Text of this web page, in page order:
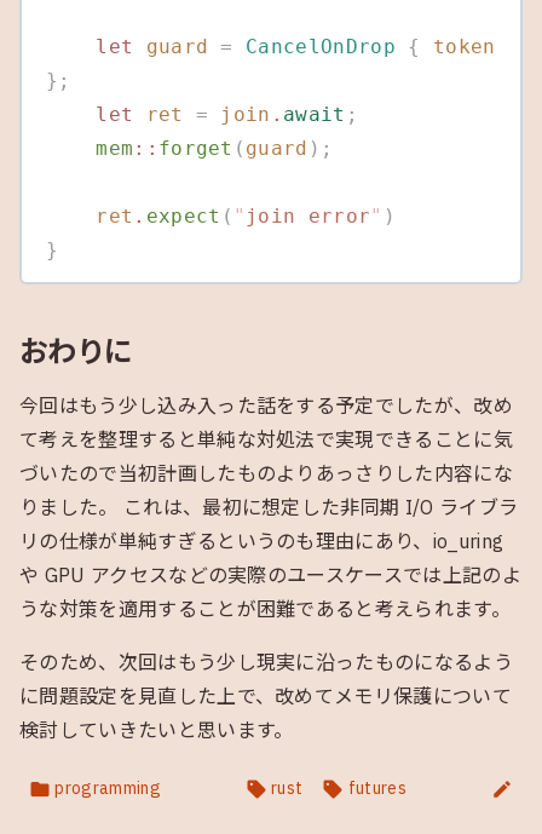
    let
guard = CancelOnDrop {
token
};
    let
ret = join . await ;
    mem
:: forget ( guard );
    ret
. expect ( " join error" )
}
おわりに
今回はもう少し込み入った話をする予定でしたが、改め
て考えを整理すると単純な対処法で実現できることに気
づいたので当初計画したものよりあっさりした内容にな
りました。 これは、最初に想定した非同期 I/O ライブラ
リの仕様が単純すぎるというのも理由にあり、io_uring
や GPU アクセスなどの実際のユースケースでは上記のよ
うな対策を適用することが困難であると考えられます。
そのため、次回はもう少し現実に沿ったものになるよう
に問題設定を見直した上で、改めてメモリ保護について
検討していきたいと思います。
folder programming sell rust sell futures edit